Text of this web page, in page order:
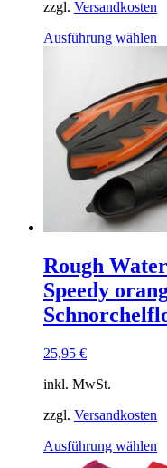
zzgl. Versandkosten
Ausführung wählen
Rough
Speedy
25,95 €
inkl. MwSt.
zzgl. Versandkosten
Ausführung wählen